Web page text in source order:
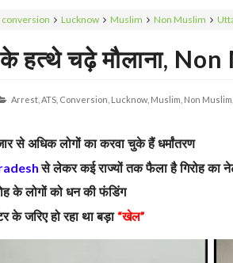
conversion Lucknow Muslim Non Muslim
हत्थे चढ़े मौलाना,
Arrest, ATS, Conversion, Lucknow, Muslim, Non Muslim,
से अधिक लोगों का करवा चुके हैं धर्मांतरण
से लेकर कई राज्यों तक फैला है गिरोह का
के लोगों को धन की फंडिंग
के जरिए हो रहा था बड़ा “खेल”